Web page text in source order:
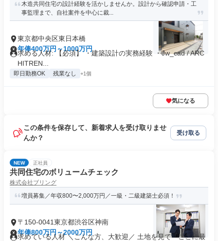
木造共同住宅の設計経験を活かしませんか。設計から確認申請・工
事監理まで、自社案件を中心に裁...
東京都中央区東日本橋
年俸400万円～1000万円
求める人材: 【必須】 ・建築設計の実務経験 ・Jw_cad / ARC
HITREN...
即日勤務OK 残業なし +1個
気になる
この条件を保存して、新着求人を受け取りませ
んか？
受け取る
NEW 正社員
共同住宅のボリュームチェック
株式会社ブリング
増員募集／年収800〜2,000万円／一級・二級建築士必須！
〒150-0041東京都渋谷区神南
年俸800万円～2000万円
求めている人材 ＼こんな方、大歓迎／ 土地を見て「ここに最